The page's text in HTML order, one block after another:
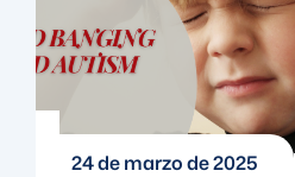
24 de marzo de 2025